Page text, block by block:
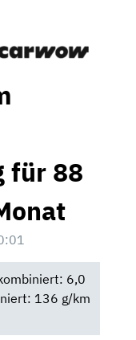
für 88
6,0
136 g/km